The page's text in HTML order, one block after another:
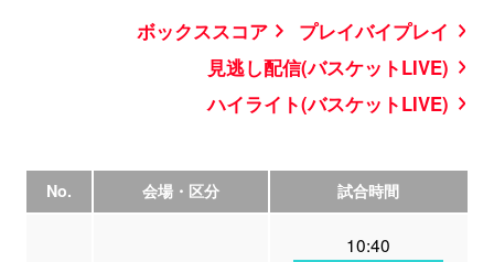
ボックススコア
プレイバイプレイ
見逃し配信(バスケットLIVE)
ハイライト(バスケットLIVE)
No. 会場・区分 試合時間
10:40